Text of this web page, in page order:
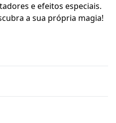
e efeitos especiais.
a sua própria magia!